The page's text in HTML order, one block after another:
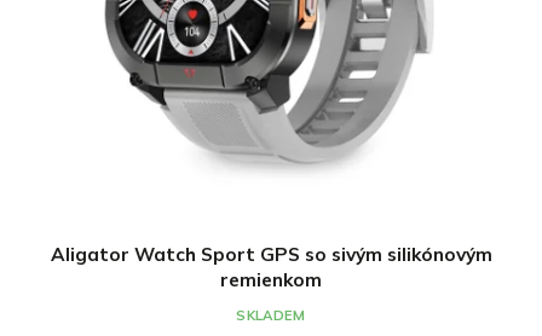
Aligator Watch Sport GPS so sivým silikónovým
remienkom
SKLADEM